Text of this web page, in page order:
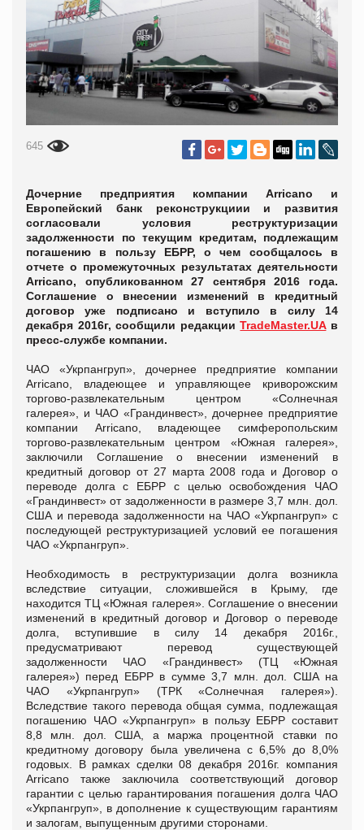
645
Дочерние предприятия компании Arricano и
Европейский банк реконструкциии и развития
согласовали условия реструктуризации
задолженности по текущим кредитам, подлежащим
погашению в пользу ЕБРР, о чем сообщалось в
отчете о промежуточных результатах деятельности
Arricano, опубликованном 27 сентября 2016 года.
Cоглашение о внесении изменений в кредитный
договор уже подписано и вступило в силу 14
декабря 2016г, сообщили редакцииTradeMaster.UAв
пресс-службе компании.
ЧАО «Укрпангруп», дочернее предприятие компании
Arricano, владеющее и управляющее криворожским
торгово-развлекательным центром «Солнечная
галерея», и ЧАО «Грандинвест», дочернее предприятие
компании Arricano, владеющее симферопольским
торгово-развлекательным центром «Южная галерея»,
заключили Соглашение о внесении изменений в
кредитный договор от 27 марта 2008 года и Договор о
переводе долга с ЕБРР с целью освобождения ЧАО
«Грандинвест» от задолженности в размере 3,7 млн. дол.
США и перевода задолженности на ЧАО «Укрпангруп» с
последующей реструктуризацией условий ее погашения
ЧАО «Укрпангруп».
Необходимость в реструктуризации долга возникла
вследствие ситуации, сложившейся в Крыму, где
находится ТЦ «Южная галерея». Соглашение о внесении
изменений в кредитный договор и Договор о переводе
долга, вступившие в силу 14 декабря 2016г.,
предусматривают перевод существующей
задолженности ЧАО «Грандинвест» (ТЦ «Южная
галерея») перед ЕБРР в сумме 3,7 млн. дол. США на
ЧАО «Укрпангруп» (ТРК «Солнечная галерея»).
Вследствие такого перевода общая сумма, подлежащая
погашению ЧАО «Укрпангруп» в пользу ЕБРР составит
8,8 млн. дол. США, а маржа процентной ставки по
кредитному договору была увеличена с 6,5% до 8,0%
годовых. В рамках сделки 08 декабря 2016г. компания
Arricano также заключила соответствующий договор
гарантии с целью гарантирования погашения долга ЧАО
«Укрпангруп», в дополнение к существующим гарантиям
и залогам, выпущенным другими сторонами.